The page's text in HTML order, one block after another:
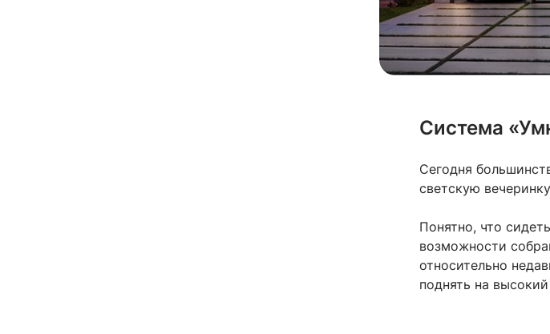
Система
Сегодня
светскую
Понятно, что
возможности
относительно
поднять на